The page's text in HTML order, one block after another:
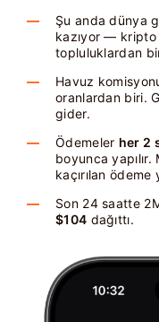
Şu anda dünya
kazıyor —
topluluklardan
Havuz
oranlardan biri.
gider.
Ödemeler her 2
boyunca
kaçırılan ödeme
Son 24 saatte
$104 dağıttı.